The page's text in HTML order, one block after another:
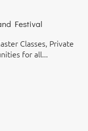
Festival
Classes, Private
for all...